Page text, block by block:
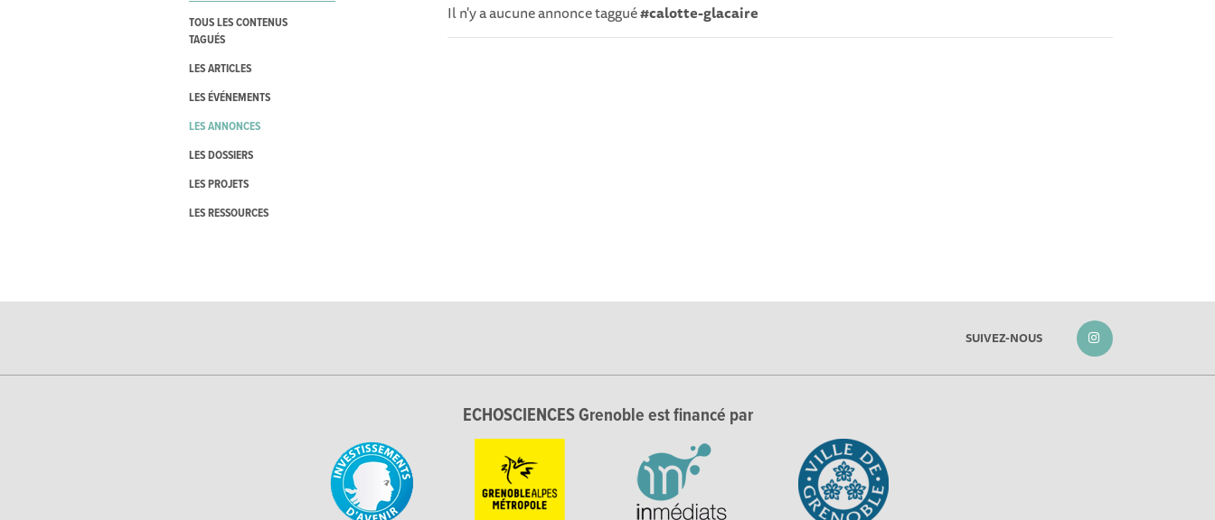
TOUS LES CONTENUS
TAGUÉS
LES ARTICLES
LES ÉVÉNEMENTS
LES ANNONCES
LES DOSSIERS
LES PROJETS
LES RESSOURCES
Il n'y a aucune annonce taggué#calotte-glacaire
SUIVEZ-NOUS
ECHOSCIENCES Grenoble est financé par